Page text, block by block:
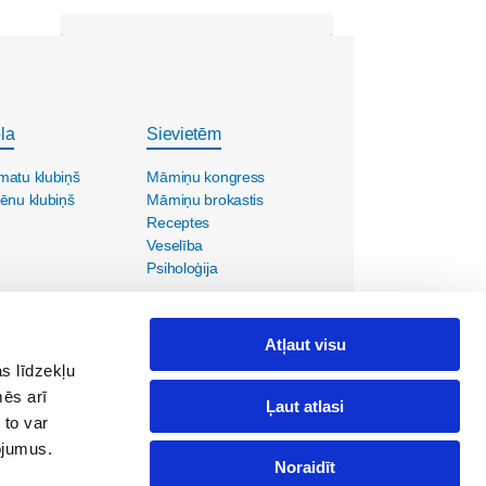
līdzekļu
arī
to var
Atļaut visu
Ļaut atlasi
Noraidīt
klubiņš
klubiņš
Sievietēm
Māmiņu kongress
Māmiņu brokastis
Receptes
Veselība
Psiholoģija